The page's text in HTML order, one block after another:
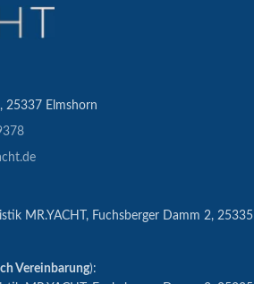
25337 Elmshorn
MR.YACHT, Fuchsberger Damm 2, 25335
Vereinbarung):